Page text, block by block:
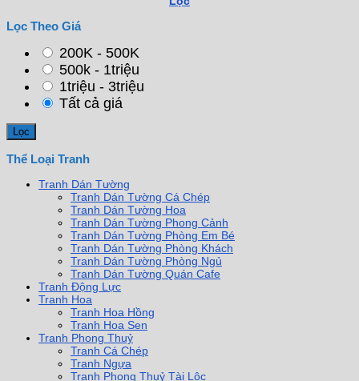
Lọc Theo Giá
200K - 500K
500k - 1triệu
1triệu - 3triệu
Tất cả giá
Thể Loại Tranh
Tranh Dán Tường
Tranh Dán Tường Cá Chép
Tranh Dán Tường Hoa
Tranh Dán Tường Phong Cảnh
Tranh Dán Tường Phòng Em Bé
Tranh Dán Tường Phòng Khách
Tranh Dán Tường Phòng Ngủ
Tranh Dán Tường Quán Cafe
Tranh Động Lực
Tranh Hoa
Tranh Hoa Hồng
Tranh Hoa Sen
Tranh Phong Thuỷ
Tranh Cá Chép
Tranh Ngựa
Tranh Phong Thuỷ Tài Lộc